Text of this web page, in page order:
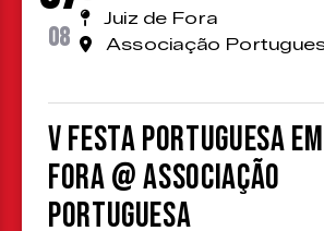
08
Juiz de Fora
Associação
V Festa Portuguesa
Fora @ Associação
Portuguesa